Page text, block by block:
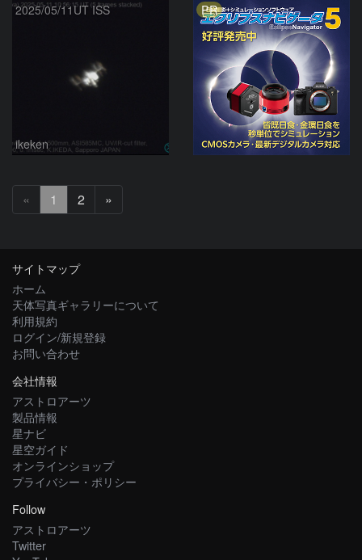
2025/05/11UT ISS
ikeken
PR
« 1 2 »
へ
サイトマップ
ホーム
天体写真ギャラリーについて
利用規約
ログイン/新規登録
お問い合わせ
会社情報
アストロアーツ
製品情報
星ナビ
星空ガイド
オンラインショップ
プライバシー・ポリシー
Follow
アストロアーツ
Twitter